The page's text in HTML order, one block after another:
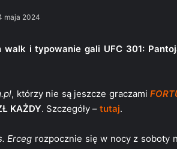
maja 2024
i typowanie gali UFC 301:
, którzy nie są jeszcze graczami
KAŻDY. Szczegóły – tutaj.
Erceg rozpocznie się w nocy z soboty